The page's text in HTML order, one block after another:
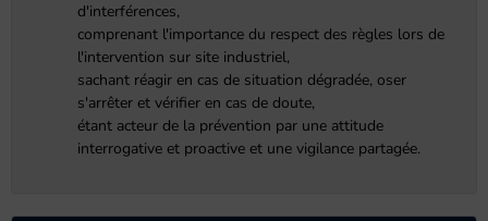
d'interférences,
comprenant l'importance du respect des règles lors de
l'intervention sur site industriel,
sachant réagir en cas de situation dégradée, oser
s'arrêter et vérifier en cas de doute,
étant acteur de la prévention par une attitude
interrogative et proactive et une vigilance partagée.